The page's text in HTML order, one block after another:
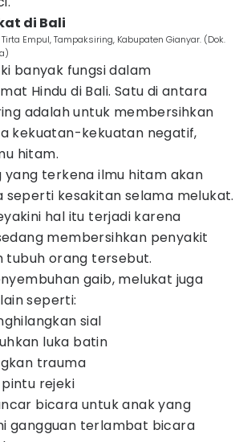
di Bali
Empul, Tampaksiring, Kabupaten Gianyar. (Dok.
banyak fungsi dalam
Hindu di Bali. Satu di antara
adalah untuk membersihkan
kekuatan-kekuatan negatif,
hitam.
yang terkena ilmu hitam akan
kesakitan selama melukat.
hal itu terjadi karena
membersihkan penyakit
tubuh orang tersebut.
gaib, melukat juga
seperti:
sial
luka batin
trauma
rejeki
bicara untuk anak yang
gangguan terlambat bicara